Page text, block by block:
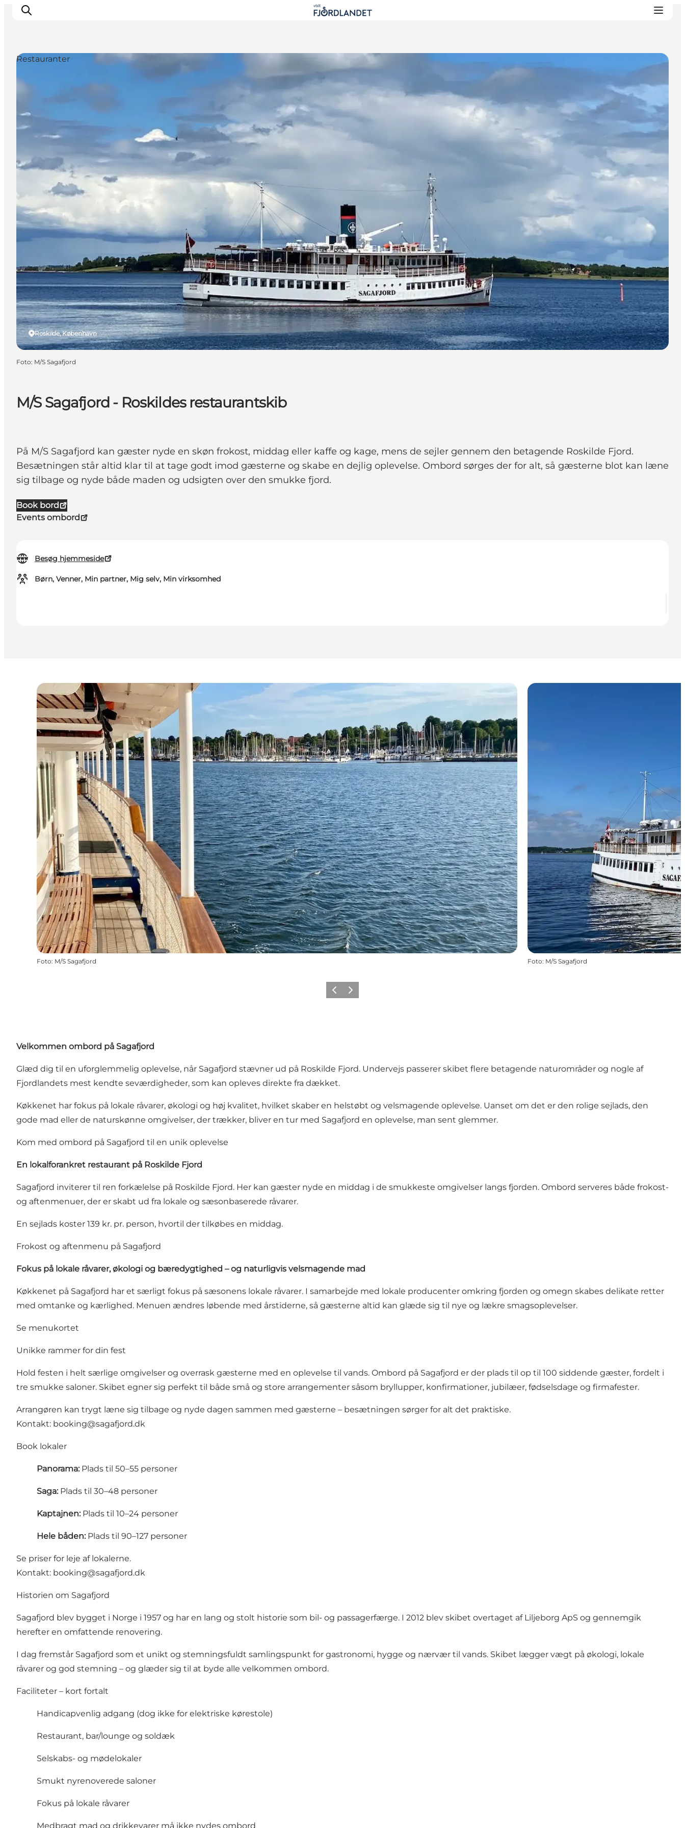
Byer & steder
Guides & inspiration
Overnatning
Oplevelser
M/S Sagafjord - Roskildes restaurantskib
På M/S Sagafjord kan gæster nyde en skøn frokost, middag eller kaffe og kage, mens de sejler gennem den betagende Roskilde Fjord.
Besætningen står altid klar til at tage godt imod gæsterne og skabe en dejlig oplevelse. Ombord sørges der for alt, så gæsterne blot kan læne
sig tilbage og nyde både maden og udsigten over den smukke fjord.
Book bord
Events ombord
Besøg hjemmeside
Børn, Venner, Min partner, Mig selv, Min virksomhed
Roskilde, København
Restauranter
Foto: M/S Sagafjord
Foto: M/S Sagafjord Foto: M/S Sagafjord
Forrige billede
Næste billede
Velkommen ombord på Sagafjord
Glæd dig til en uforglemmelig oplevelse, når Sagafjord stævner ud på Roskilde Fjord. Undervejs passerer skibet flere betagende naturområder og nogle af
Fjordlandets mest kendte seværdigheder, som kan opleves direkte fra dækket.
Køkkenet har fokus på lokale råvarer, økologi og høj kvalitet, hvilket skaber en helstøbt og velsmagende oplevelse. Uanset om det er den rolige sejlads, den
gode mad eller de naturskønne omgivelser, der trækker, bliver en tur med Sagafjord en oplevelse, man sent glemmer.
Kom med ombord på Sagafjord til en unik oplevelse
En lokalforankret restaurant på Roskilde Fjord
Sagafjord inviterer til ren forkælelse på Roskilde Fjord. Her kan gæster nyde en middag i de smukkeste omgivelser langs fjorden. Ombord serveres både frokost-
og aftenmenuer, der er skabt ud fra lokale og sæsonbaserede råvarer.
En sejlads koster 139 kr. pr. person, hvortil der tilkøbes en middag.
Frokost og aftenmenu på Sagafjord
Fokus på lokale råvarer, økologi og bæredygtighed – og naturligvis velsmagende mad
Køkkenet på Sagafjord har et særligt fokus på sæsonens lokale råvarer. I samarbejde med lokale producenter omkring fjorden og omegn skabes delikate retter
med omtanke og kærlighed. Menuen ændres løbende med årstiderne, så gæsterne altid kan glæde sig til nye og lækre smagsoplevelser.
Se menukortet
Unikke rammer for din fest
Hold festen i helt særlige omgivelser og overrask gæsterne med en oplevelse til vands. Ombord på Sagafjord er der plads til op til 100 siddende gæster, fordelt i
tre smukke saloner. Skibet egner sig perfekt til både små og store arrangementer såsom bryllupper, konfirmationer, jubilæer, fødselsdage og firmafester.
Arrangøren kan trygt læne sig tilbage og nyde dagen sammen med gæsterne – besætningen sørger for alt det praktiske.
Kontakt: booking@sagafjord.dk
Book lokaler
Panorama: Plads til 50–55 personer
Saga: Plads til 30–48 personer
Kaptajnen: Plads til 10–24 personer
Hele båden: Plads til 90–127 personer
Se priser for leje af lokalerne.
Kontakt: booking@sagafjord.dk
Historien om Sagafjord
Sagafjord blev bygget i Norge i 1957 og har en lang og stolt historie som bil- og passagerfærge. I 2012 blev skibet overtaget af Liljeborg ApS og gennemgik
herefter en omfattende renovering.
I dag fremstår Sagafjord som et unikt og stemningsfuldt samlingspunkt for gastronomi, hygge og nærvær til vands. Skibet lægger vægt på økologi, lokale
råvarer og god stemning – og glæder sig til at byde alle velkommen ombord.
Faciliteter – kort fortalt
Handicapvenlig adgang (dog ikke for elektriske kørestole)
Restaurant, bar/lounge og soldæk
Selskabs- og mødelokaler
Smukt nyrenoverede saloner
Fokus på lokale råvarer
Medbragt mad og drikkevarer må ikke nydes ombord